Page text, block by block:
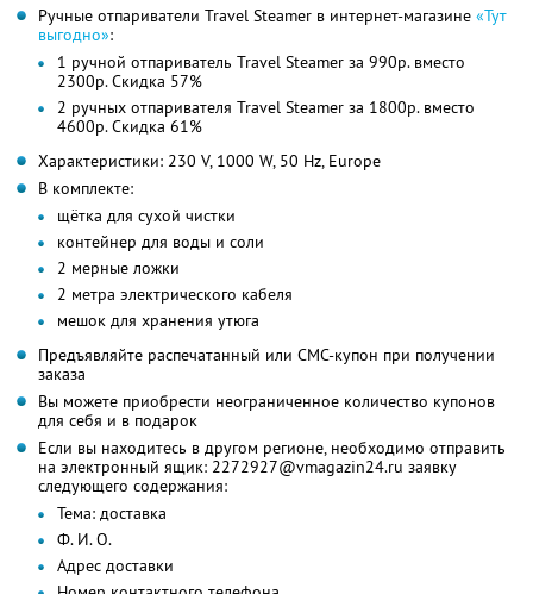
Ручные отпариватели Travel Steamer в интернет-магазине «Тут
выгодно»:
1 ручной отпариватель Travel Steamer за 990р. вместо
2300р. Скидка 57%
2 ручных отпаривателя Travel Steamer за 1800р. вместо
4600р. Скидка 61%
Характеристики: 230 V, 1000 W, 50 Hz, Europe
В комплекте:
щётка для сухой чистки
контейнер для воды и соли
2 мерные ложки
2 метра электрического кабеля
мешок для хранения утюга
Предъявляйте распечатанный или СМС-купон при получении
заказа
Вы можете приобрести неограниченное количество купонов
для себя и в подарок
Если вы находитесь в другом регионе, необходимо отправить
на электронный ящик: 2272927@vmagazin24.ru заявку
следующего содержания:
Тема: доставка
Ф. И. О.
Адрес доставки